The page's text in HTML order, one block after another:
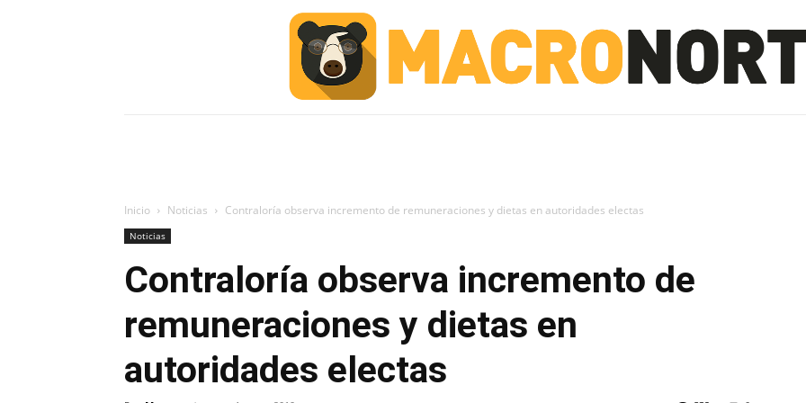
Inicio Noticias Contraloría observa incremento de remuneraciones y dietas en autoridades electas
Noticias
Contraloría observa incremento de
remuneraciones y dietas en
autoridades electas